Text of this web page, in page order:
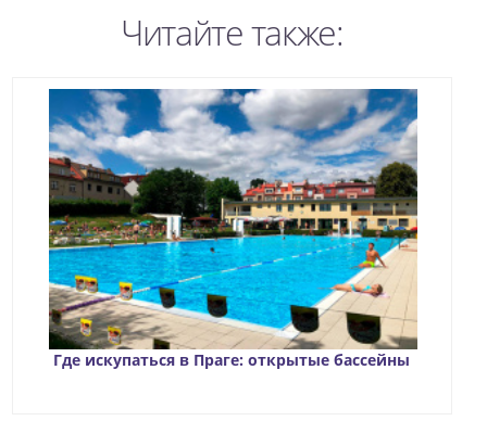
Читайте также:
Где искупаться в Праге: открытые бассейны